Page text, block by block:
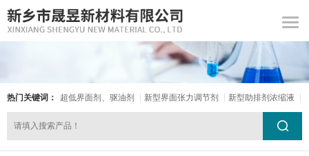
热门关键词： 超低界面剂、驱油剂 新型界面张力调节剂 新型助排剂浓缩液